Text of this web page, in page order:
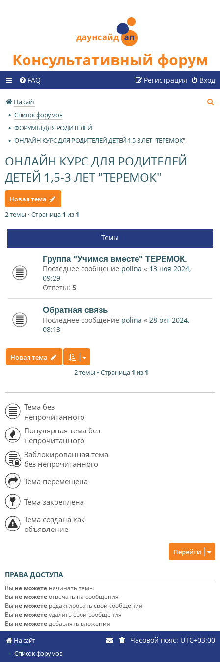
Консультативный форум
FAQ Вход
Регистрация
На сайт
Список форумов
ФОРУМЫ ДЛЯ РОДИТЕЛЕЙ
ОНЛАЙН КУРС ДЛЯ РОДИТЕЛЕЙ ДЕТЕЙ 1,5-3 ЛЕТ "ТЕРЕМОК"
ОНЛАЙН КУРС ДЛЯ РОДИТЕЛЕЙ
ДЕТЕЙ 1,5-3 ЛЕТ "ТЕРЕМОК"
Новая тема
2 темы • Страница 1 из 1
Темы
Группа "Учимся вместе" ТЕРЕМОК.
Последнее сообщение polina « 13 ноя 2024,
09:29
Ответы: 5
Обратная связь
Последнее сообщение polina « 28 окт 2024,
08:13
Новая тема
2 темы • Страница 1 из 1
Тема без
непрочитанного
Популярная тема без
непрочитанного
Заблокированная тема
без непрочитанного
Тема перемещена
Тема закреплена
Тема создана как
объявление
Перейти
ПРАВА ДОСТУПА
Вы не можете начинать темы
Вы не можетеотвечать на сообщения
Вы не можете редактировать свои сообщения
Вы не можетеудалять свои сообщения
Вы не можетедобавлять вложения
На сайт
Список форумов
Часовой пояс: UTC+03:00